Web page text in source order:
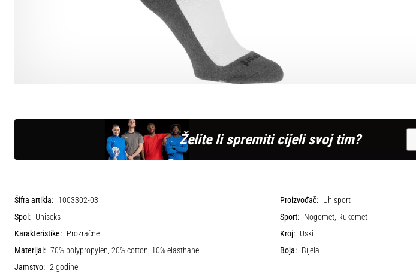
Želite li spremiti cijeli svoj tim?
Šifra artikla: 1003302-03 Proizvođač: Uhlsport
Spol: Uniseks Sport: Nogomet, Rukomet
Karakteristike: Prozračne Kroj: Uski
Materijal: 70% polypropylen, 20% cotton, 10% elasthane Boja: Bijela
Jamstvo: 2 godine